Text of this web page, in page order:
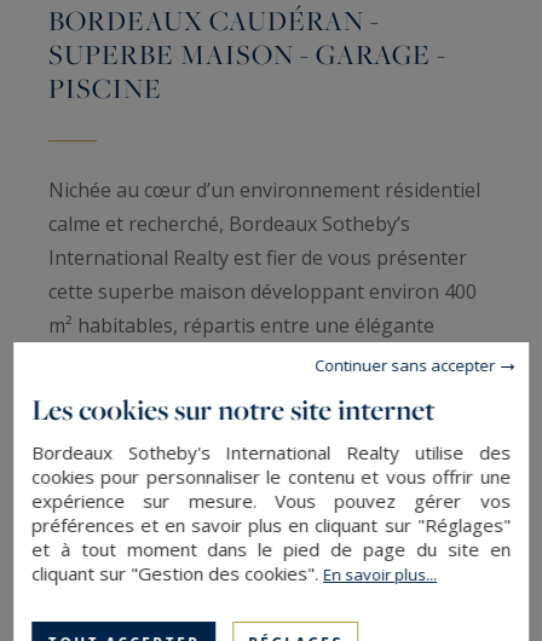
BORDEAUX CAUDÉRAN -
SUPERBE MAISON - GARAGE -
PISCINE
Nichée au cœur d’un environnement résidentiel
calme et recherché, Bordeaux Sotheby’s
International Realty est fier de vous présenter
cette superbe maison développant environ 400
m² habitables, répartis entre une élégante
maison principale et deux dépendances en
parfait état, le tout sur un jardin paysager à
l’abri des regards.
Volumes généreux, espaces très lumineux,
parquet, colonnes : la maison principale s’articule
autour de plusieurs pièces de vie traversantes
cuisine contemporaine ouverte sur l’extérieur.
Les cookies sur notre site internet
Bordeaux Sotheby's International Realty utilise des
cookies pour personnaliser le contenu et vous offrir une
expérience sur mesure. Vous pouvez gérer vos
préférences et en savoir plus en cliquant sur "Réglages"
et à tout moment dans le pied de page du site en
cliquant sur "Gestion des cookies".En savoir plus...
Continuer sans accepter